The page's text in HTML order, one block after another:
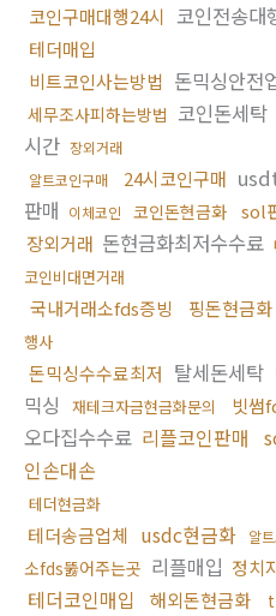
코인구매대행24시 코인전송대
테더매입
비트코인사는방법 돈믹싱안전
세무조사피하는방법 코인돈세탁
시간 장외거래
알트코인구매
24시코인구매
판매 이체코인 코인돈현금화 sol
장외거래 돈현금화최저수수료
코인비대면거래
국내거래소fds증빙 핑돈현금화
행사
돈믹싱수수료최저 탈세돈세탁
믹싱
재테크자금현금화문의 빗썸
오다집수수료 리플코인판매
인손대손
테더현금화
테더송금업체 usdc현금화 알
소fds뚫어주는곳 리플매입 정치
테더코인매입 해외돈현금화